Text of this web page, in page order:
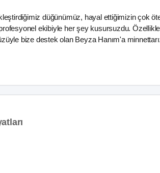
düğünümüz, hayal ettiğimizin çok
ekibiyle her şey kusursuzdu.
bize destek olan Beyza Hanım'a